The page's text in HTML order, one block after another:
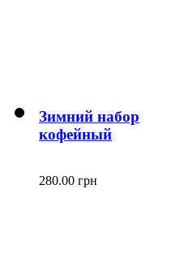
Зимний набор
кофейный
280.00 грн